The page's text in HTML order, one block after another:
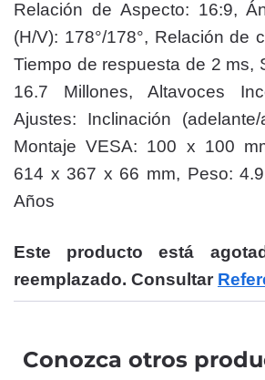
Relación de Aspecto: 16:9,
(H/V): 178°/178°, Relación de
Tiempo de respuesta de 2 ms,
16.7 Millones, Altavoces
Ajustes: Inclinación
Montaje VESA: 100 x 100
614 x 367 x 66 mm, Peso:
Años
Este producto está
reemplazado. Consultar
Conozca otros